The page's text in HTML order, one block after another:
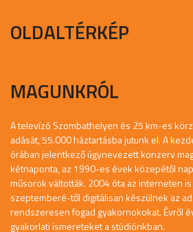
OLDALTÉRKÉP
MAGUNKRÓL
A televízó Szombathelyen és 25 km-es
adását, 55.000 háztartásba jutunk el. A
órában jelentkező úgynevezett konzerv
kétnaponta, az 1990-es évek közepétől
műsorok váltották. 2004 óta az interneten
szeptemberé-től digitálisan készülnek az
rendszeresen fogad gyakornokokat. Évről
gyakorlati ismereteket a stúdiónkban.